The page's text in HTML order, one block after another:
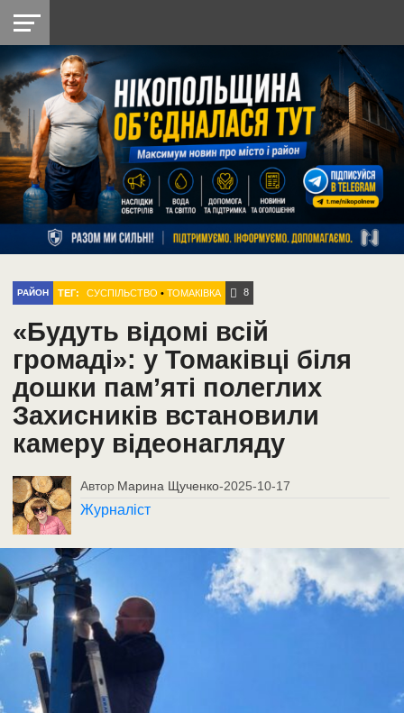
НІКОПОЛЬ
РАЙОН
СІЧЕСЛАВСЬКА
УКРАЇНА
РЕТРО
НІКОПОЛЬ
ЛАЙТ
УКРАЇНА
ДОПОМОГА
РАДІО
РАЙОН ТЕГ: СУСПІЛЬСТВО •ТОМАКІВКА 8
«Будуть відомі всій
громаді»: у Томаківці біля
дошки пам’яті полеглих
Захисників встановили
камеру відеонагляду
Автор Марина Щученко-2025-10-17
Журналіст